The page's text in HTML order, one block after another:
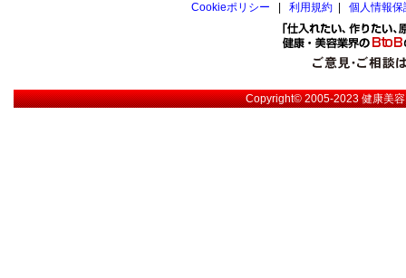
Cookieポリシー
利用規約 個人情報
Copyright© 2005-2023健康美